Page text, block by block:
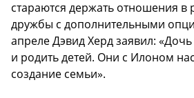
стараются держать отношения в
дружбы с дополнительными
апреле Дэвид Херд заявил:
и родить детей. Они с Илоном
создание семьи».